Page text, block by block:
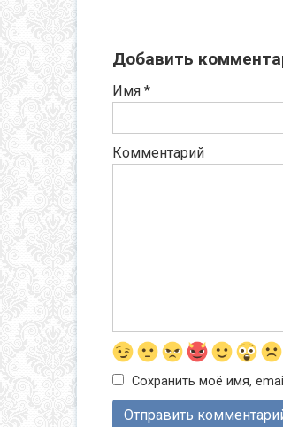
Добавить
Имя *
Комментарий
Сохранить моё имя,